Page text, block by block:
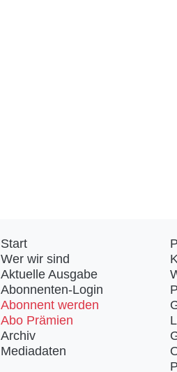
Start
Wer wir sind
Aktuelle Ausgabe
Abonnenten-Login
Abonnent werden
Abo Prämien
Archiv
Mediadaten